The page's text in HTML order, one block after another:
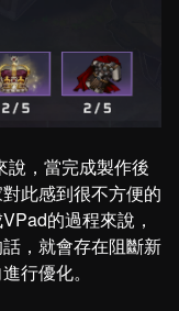
說，當完成製作後
此感到很不方便的
的過程來說，
，就會存在阻斷新
行優化。